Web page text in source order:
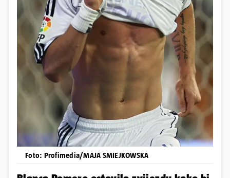
Foto: Profimedia/MAJA SMIEJKOWSKA